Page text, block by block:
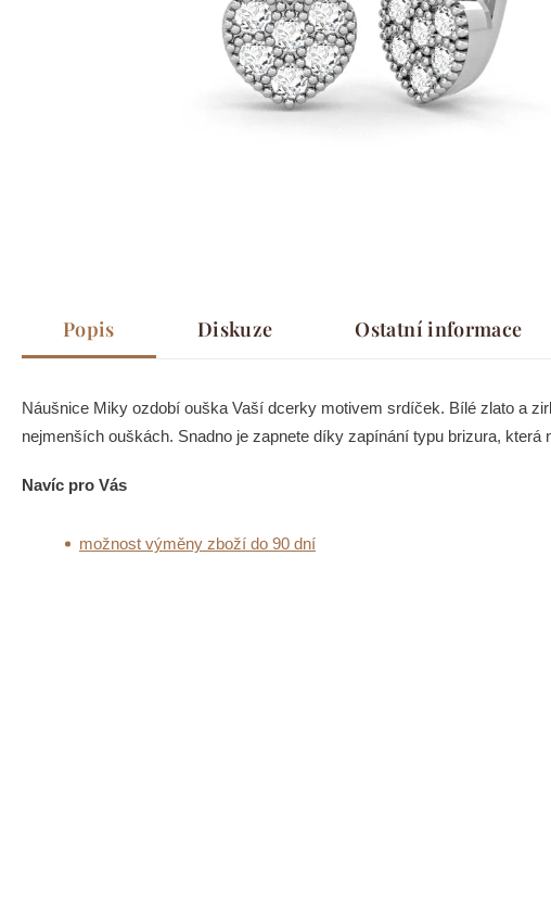
Popis Diskuze Ostatní informace
Náušnice Miky ozdobí ouška Vaší dcerky motivem srdíček. Bílé zlato a
nejmenších ouškách. Snadno je zapnete díky zapínání typu brizura,
Navíc pro Vás
možnost výměny zboží do 90 dní